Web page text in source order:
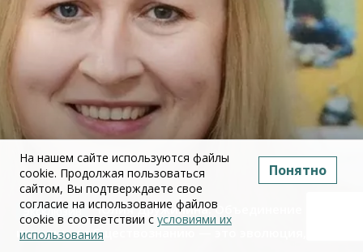
Юлия Дружинина: Объединение ЕГЭ по
истории и обществознанию — это эволюция, а не
На нашем сайте используются файлы
cookie. Продолжая пользоваться
сайтом, Вы подтверждаете свое
согласие на использование файлов
cookie в соответствии с условиями их
использования
Понятно